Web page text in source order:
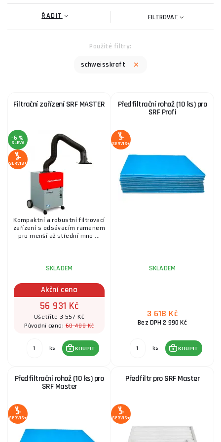
ŘADIT FILTROVAT
Použité filtry:
schweisskraft
Filtrační zařízení SRF MASTER
-6 %
SLEVA
SERVIS+
Kompaktní a robustní filtrovací
zařízení s odsávacím ramenem
pro menší až střední mno ...
SKLADEM
Akční cena
56 931 Kč
Ušetříte 3 557 Kč
Původní cena:60 488 Kč
ks KOUPIT
Předfiltrační rohož (10 ks) pro
SRF Profi
SERVIS+
SKLADEM
3 618 Kč
Bez DPH 2 990 Kč
ks KOUPIT
Předfiltrační rohož (10 ks) pro
SRF Master
SERVIS+
Předfiltr pro SRF Master
SERVIS+